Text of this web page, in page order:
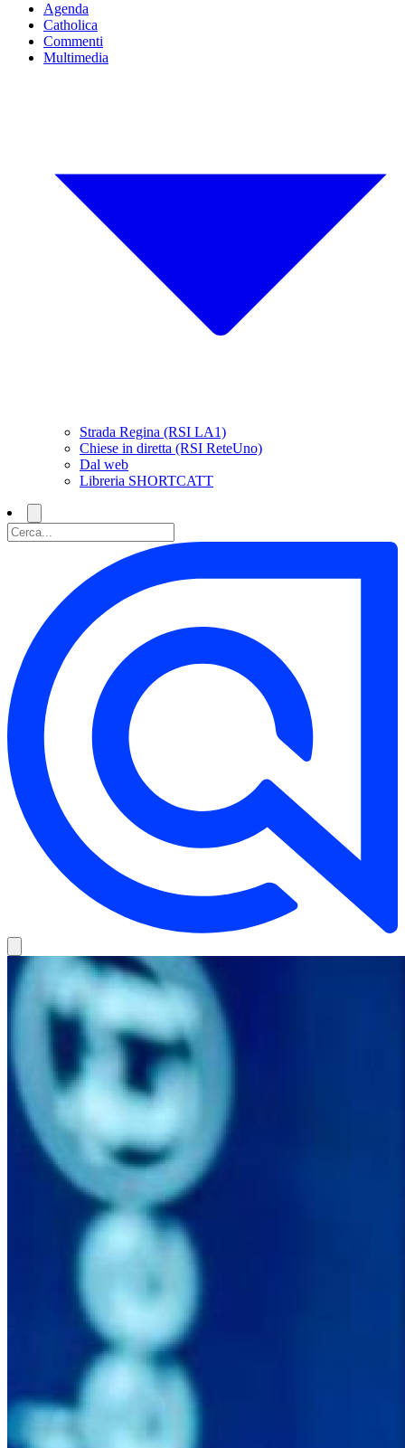
Agenda
Catholica
Commenti
Multimedia
Strada Regina (RSI LA1)
Chiese in diretta (RSI ReteUno)
Dal web
Libreria SHORTCATT